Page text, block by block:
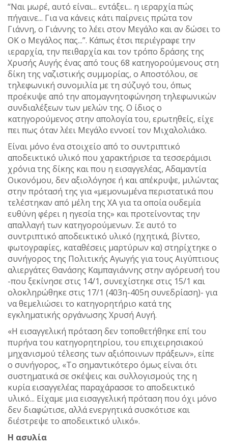
“Ναι μωρέ, αυτό είναι... εντάξει... η ιεραρχία πώς
πήγαινε... Για να κάνεις κάτι παίρνεις πρώτα τον
Γιάννη, ο Γιάννης το λέει στον Μεγάλο και αν δώσει το
ΟΚ ο Μεγάλος πας...”. Κάπως έτσι περιέγραφε την
ιεραρχία, την πειθαρχία και τον τρόπο δράσης της
Χρυσής Αυγής ένας από τους 68 κατηγορούμενους στη
δίκη της ναζιστικής συμμορίας, ο Αποστόλου, σε
τηλεφωνική συνομιλία με τη σύζυγό του, όπως
προέκυψε από την απομαγνητοφώνηση τηλεφωνικών
συνδιαλέξεων των μελών της. Ο ίδιος ο
κατηγορούμενος στην απολογία του, ερωτηθείς, είχε
πει πως όταν λέει Μεγάλο εννοεί τον Μιχαλολιάκο.
Είναι μόνο ένα στοιχείο από το συντριπτικό
αποδεικτικό υλικό που χαρακτήρισε τα τεσσεράμισι
χρόνια της δίκης και που η εισαγγελέας, Αδαμαντία
Οικονόμου, δεν αξιολόγησε ή και απέκρυψε, μιλώντας
στην πρότασή της για «μεμονωμένα περιστατικά που
τελέστηκαν από μέλη της ΧΑ για τα οποία ουδεμία
ευθύνη φέρει η ηγεσία της» και προτείνοντας την
απαλλαγή των κατηγορούμενων. Σε αυτό το
συντριπτικό αποδεικτικό υλικό (ηχητικά, βίντεο,
φωτογραφίες, καταθέσεις μαρτύρων κα) στηρίχτηκε ο
συνήγορος της Πολιτικής Αγωγής για τους Αιγύπτιους
αλιεργάτες Θανάσης Καμπαγιάννης στην αγόρευσή του
-που ξεκίνησε στις 14/1, συνεχίστηκε στις 15/1 και
ολοκληρώθηκε στις 17/1 (403η-405η συνεδρίαση)- για
να θεμελιώσει το κατηγορητήριο κατά της
εγκληματικής οργάνωσης Χρυσή Αυγή.
«Η εισαγγελική πρόταση δεν τοποθετήθηκε επί του
πυρήνα του κατηγορητηρίου, του επιχειρησιακού
μηχανισμού τέλεσης των αξιόποινων πράξεων», είπε
ο συνήγορος, «Το σημαντικότερο όμως είναι ότι
συστηματικά σε σκέψεις και συλλογισμούς της η
κυρία εισαγγελέας παραχάρασσε το αποδεικτικό
υλικό... Είχαμε μια εισαγγελική πρόταση που όχι μόνο
δεν διαφώτισε, αλλά ενεργητικά συσκότισε και
διέστρεψε το αποδεικτικό υλικό».
Η ασυλία